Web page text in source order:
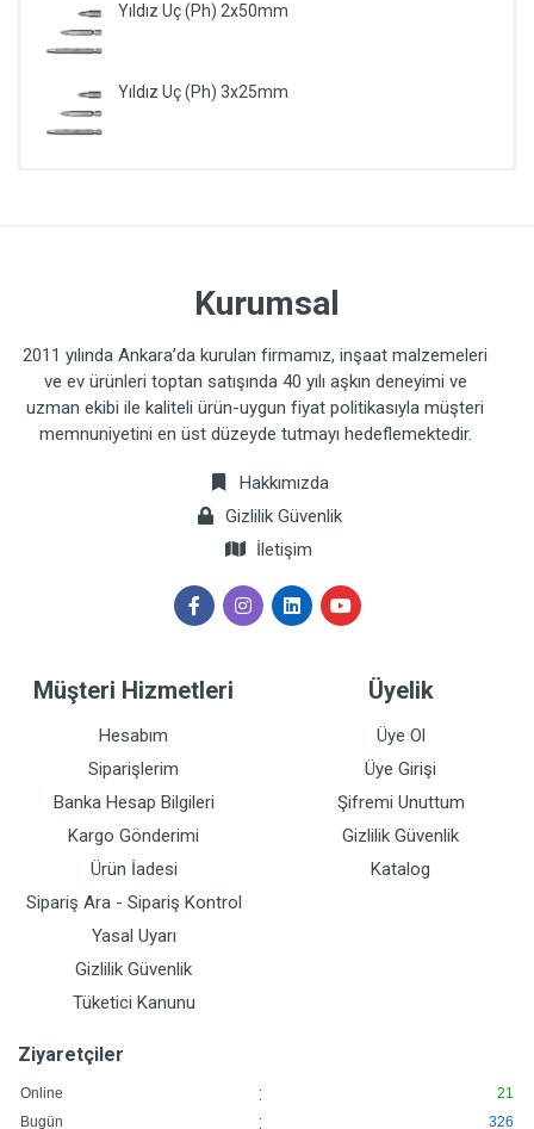
Yıldız Uç (Ph) 2x50mm
Yıldız Uç (Ph) 3x25mm
Kurumsal
2011 yılında Ankara’da kurulan firmamız, inşaat malzemeleri
ve ev ürünleri toptan satışında 40 yılı aşkın deneyimi ve
uzman ekibi ile kaliteli ürün-uygun fiyat politikasıyla müşteri
memnuniyetini en üst düzeyde tutmayı hedeflemektedir.
Hakkımızda
Gizlilik Güvenlik
İletişim
Müşteri Hizmetleri
Hesabım
Siparişlerim
Banka Hesap Bilgileri
Kargo Gönderimi
Ürün İadesi
Sipariş Ara - Sipariş Kontrol
Yasal Uyarı
Gizlilik Güvenlik
Tüketici Kanunu
Üyelik
Üye Ol
Üye Girişi
Şifremi Unuttum
Gizlilik Güvenlik
Katalog
Ziyaretçiler
Online :
21
Bugün
: 326